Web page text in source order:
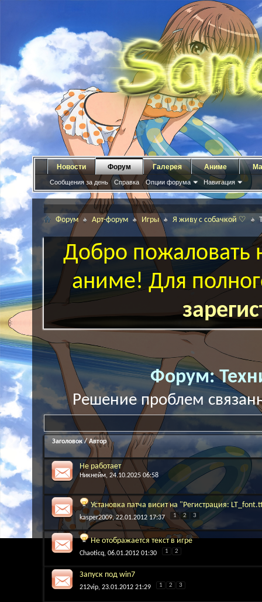
Новости Форум
Сообщения за день Справка Опции форума Навигация
Галерея Аниме
Форум Арт-форум Игры Я живу с собачкой ♡
Добро пожаловать
аниме! Для
Форум:
Решение проблем
Заголовок /Автор
Не работает
Никнейм, 24.10.2025 06:58
Установка патча висит на "Регистрация:
kasper2009, 22.01.2012 17:37 1 2 3
Не отображается текст в игре
Chaoticq, 06.01.2012 01:30 1 2
Запуск под win7
212vip, 23.01.2012 21:29 1 2 3